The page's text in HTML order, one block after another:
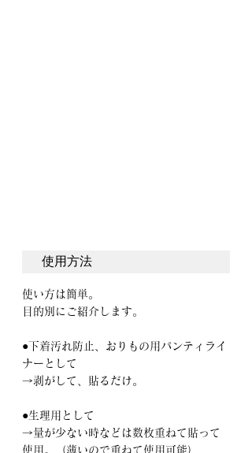
使用方法
使い方は簡単。
目的別にご紹介します。
●下着汚れ防止、おりもの用パンティライ
ナーとして
→剥がして、貼るだけ。
●生理用として
→量が少ない時などは数枚重ねて貼って
使用。（薄いので重ねて使用可能）